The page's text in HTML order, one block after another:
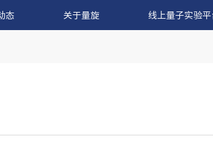
态 关于量旋 线上量子实验平